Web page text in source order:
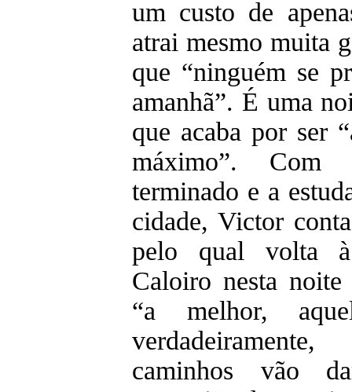
um custo de
atrai mesmo muita
que “ninguém se
amanhã”. É uma
que acaba por ser
máximo”.
terminado e a
cidade, Victor
pelo qual volta
Caloiro nesta
“a melhor,
caminhos vão